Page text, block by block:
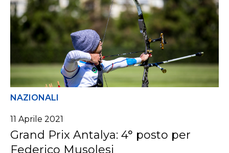
NAZIONALI
11 Aprile 2021
Grand Prix Antalya: 4° posto per
Federico Musolesi